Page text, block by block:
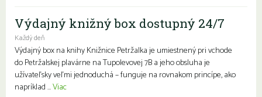
Výdajný knižný box dostupný 24/7
Každý deň
Výdajný box na knihy Knižnice Petržalka je umiestnený pri vchode
do Petržalskej plavárne na Tupolevovej 7B a jeho obsluha je
užívateľsky veľmi jednoduchá – funguje na rovnakom princípe, ako
napríklad ...Viac